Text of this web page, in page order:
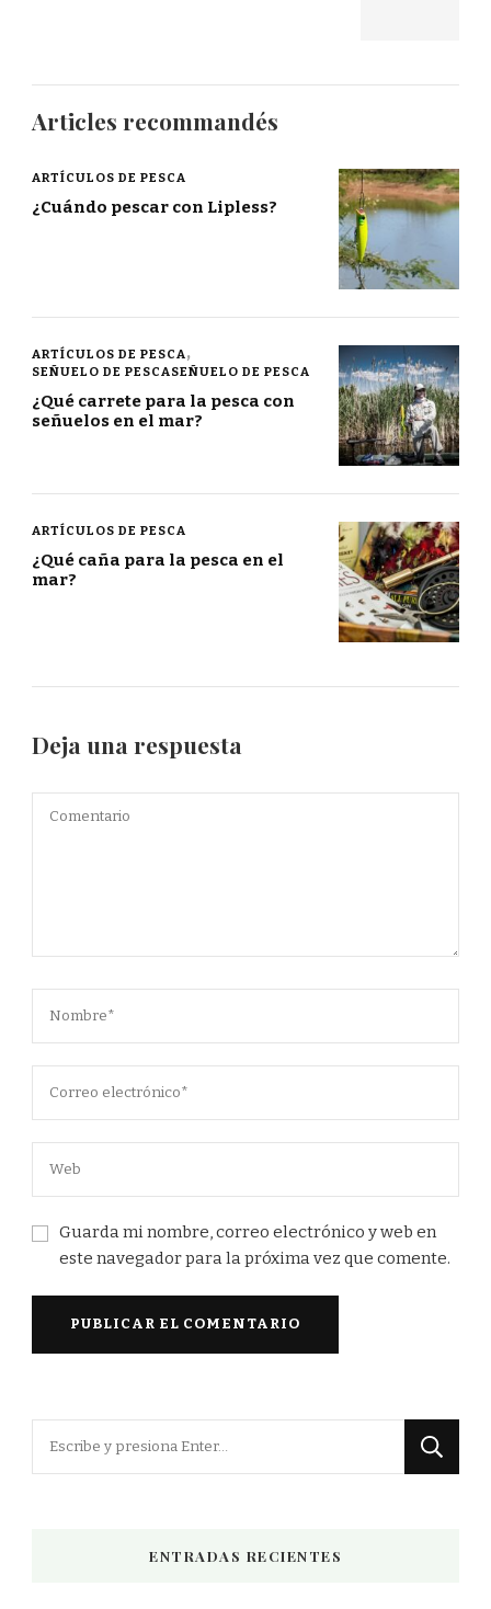
Articles recommandés
ARTÍCULOS DE PESCA
¿Cuándo pescar con Lipless?
ARTÍCULOS DE PESCA
SEÑUELO DE PESCASEÑUELO DE PESCA
¿Qué carrete para la pesca con
señuelos en el mar?
ARTÍCULOS DE PESCA
¿Qué caña para la pesca en el
mar?
Deja una respuesta
Guarda mi nombre, correo electrónico y web en
este navegador para la próxima vez que comente.
ENTRADAS RECIENTES